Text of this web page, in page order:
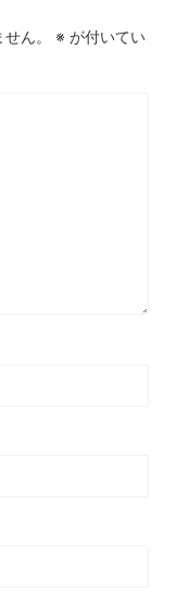
ん。 ※ が付いてい